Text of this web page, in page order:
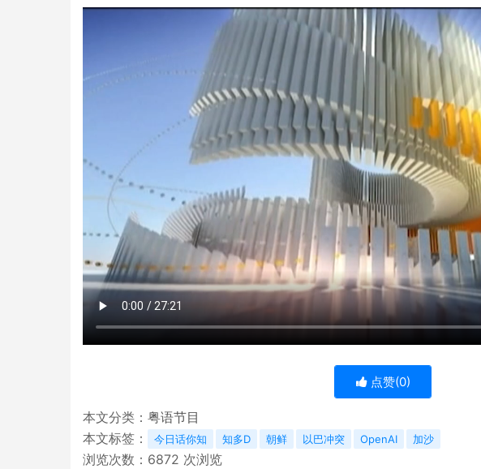
点赞(0)
本文分类： 粤语节目
本文标签：
今日话你知 知多D 朝鲜 以巴冲突 OpenAI 加沙
浏览次数： 6872 次浏览